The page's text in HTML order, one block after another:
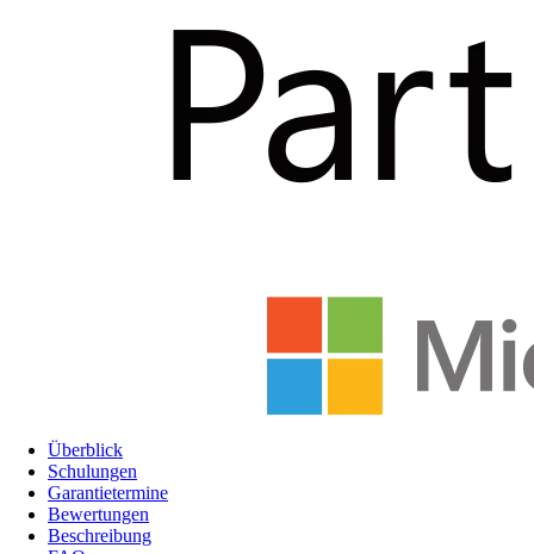
Überblick
Schulungen
Garantietermine
Bewertungen
Beschreibung